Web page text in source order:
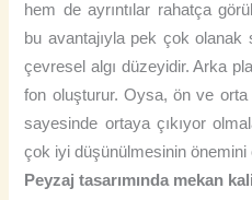
hem de ayrıntılar rahatça
bu avantajıyla pek çok olanak
çevresel algı düzeyidir. Arka
fon oluşturur. Oysa, ön ve orta
sayesinde ortaya çıkıyor
çok iyi düşünülmesinin önemini
Peyzaj tasarımında mekan